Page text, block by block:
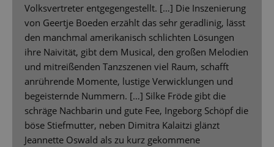
Volksvertreter entgegengestellt. […] Die Inszenierung
von Geertje Boeden erzählt das sehr geradlinig, lässt
den manchmal amerikanisch schlichten Lösungen
ihre Naivität, gibt dem Musical, den großen Melodien
und mitreißenden Tanzszenen viel Raum, schafft
anrührende Momente, lustige Verwicklungen und
begeisternde Nummern. […] Silke Fröde gibt die
schräge Nachbarin und gute Fee, Ingeborg Schöpf die
böse Stiefmutter, neben Dimitra Kalaitzi glänzt
Jeannette Oswald als zu kurz gekommene